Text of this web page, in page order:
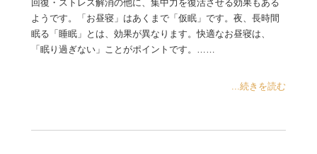
回復・ストレス解消の他に、集中力を復活させる効果もある
ようです。「お昼寝」はあくまで「仮眠」です。夜、長時間
眠る「睡眠」とは、効果が異なります。快適なお昼寝は、
「眠り過ぎない」ことがポイントです。……
...続きを読む